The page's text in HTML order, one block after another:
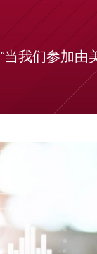
“当我们参加由